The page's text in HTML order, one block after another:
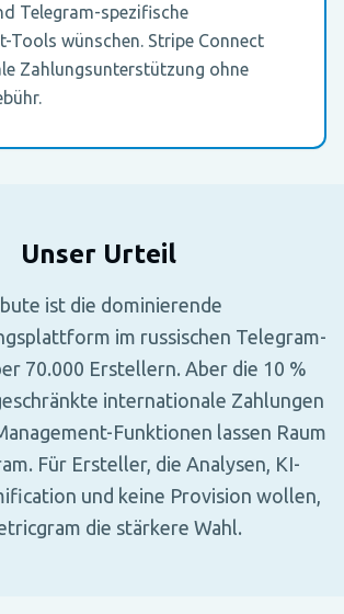
Telegram-spezifische
Tools wünschen. Stripe Connect
Zahlungsunterstützung ohne
Unser Urteil
ist die dominierende
im russischen Telegram-
70.000 Erstellern. Aber die 10 %
internationale Zahlungen
Funktionen lassen Raum
Für Ersteller, die Analysen, KI-
und keine Provision wollen,
die stärkere Wahl.